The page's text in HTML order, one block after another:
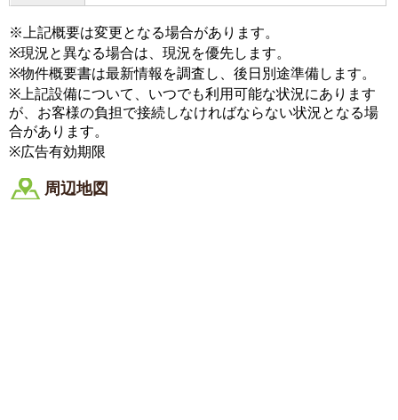
※上記概要は変更となる場合があります。
※現況と異なる場合は、現況を優先します。
※物件概要書は最新情報を調査し、後日別途準備します。
※上記設備について、いつでも利用可能な状況にあります
が、お客様の負担で接続しなければならない状況となる場
合があります。
※広告有効期限
周辺地図